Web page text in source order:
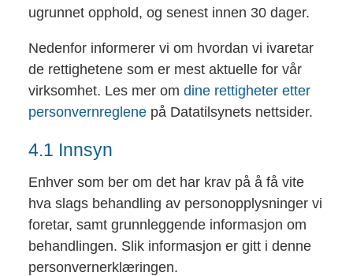
ugrunnet opphold, og senest innen 30 dager.
Nedenfor informerer vi om hvordan vi ivaretar
de rettighetene som er mest aktuelle for vår
virksomhet. Les mer om dine rettigheter etter
personvernreglene på Datatilsynets nettsider.
4.1 Innsyn
Enhver som ber om det har krav på å få vite
hva slags behandling av personopplysninger vi
foretar, samt grunnleggende informasjon om
behandlingen. Slik informasjon er gitt i denne
personvernerklæringen.